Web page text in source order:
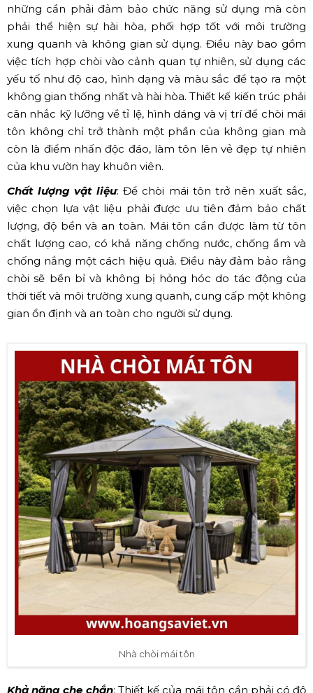
những cần phải đảm bảo chức năng sử dụng mà còn
phải thể hiện sự hài hòa, phối hợp tốt với môi trường
xung quanh và không gian sử dụng. Điều này bao gồm
việc tích hợp chòi vào cảnh quan tự nhiên, sử dụng các
yếu tố như độ cao, hình dạng và màu sắc để tạo ra một
không gian thống nhất và hài hòa. Thiết kế kiến trúc phải
cân nhắc kỹ lưỡng về tỉ lệ, hình dáng và vị trí để chòi mái
tôn không chỉ trở thành một phần của không gian mà
còn là điểm nhấn độc đáo, làm tôn lên vẻ đẹp tự nhiên
của khu vườn hay khuôn viên.
Chất lượng vật liệu: Để chòi mái tôn trở nên xuất sắc,
việc chọn lựa vật liệu phải được ưu tiên đảm bảo chất
lượng, độ bền và an toàn. Mái tôn cần được làm từ tôn
chất lượng cao, có khả năng chống nước, chống ẩm và
chống nắng một cách hiệu quả. Điều này đảm bảo rằng
chòi sẽ bền bỉ và không bị hỏng hóc do tác động của
thời tiết và môi trường xung quanh, cung cấp một không
gian ổn định và an toàn cho người sử dụng.
Nhà chòi mái tôn
Khả năng che chắn: Thiết kế của mái tôn cần phải có độ